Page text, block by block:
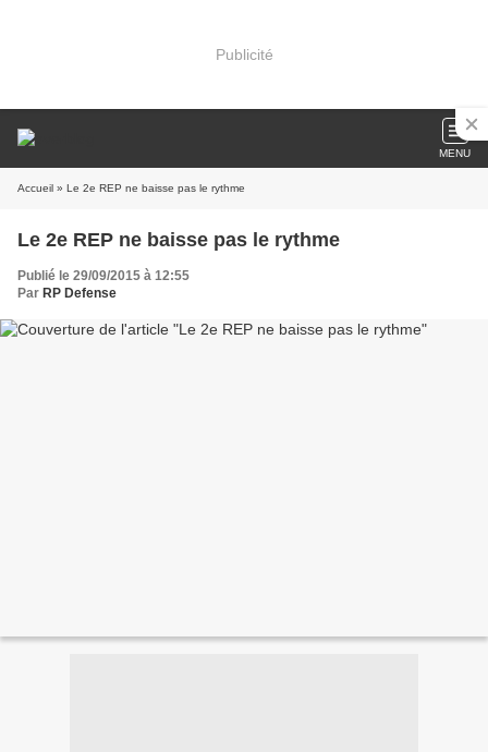
Publicité
MENU
Accueil » Le 2e REP ne baisse pas le rythme
Le 2e REP ne baisse pas le rythme
Publié le 29/09/2015 à 12:55
Par RP Defense